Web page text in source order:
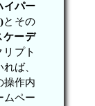
イパー
とその
ケーデ
プト
ば、
操作内
ムペー